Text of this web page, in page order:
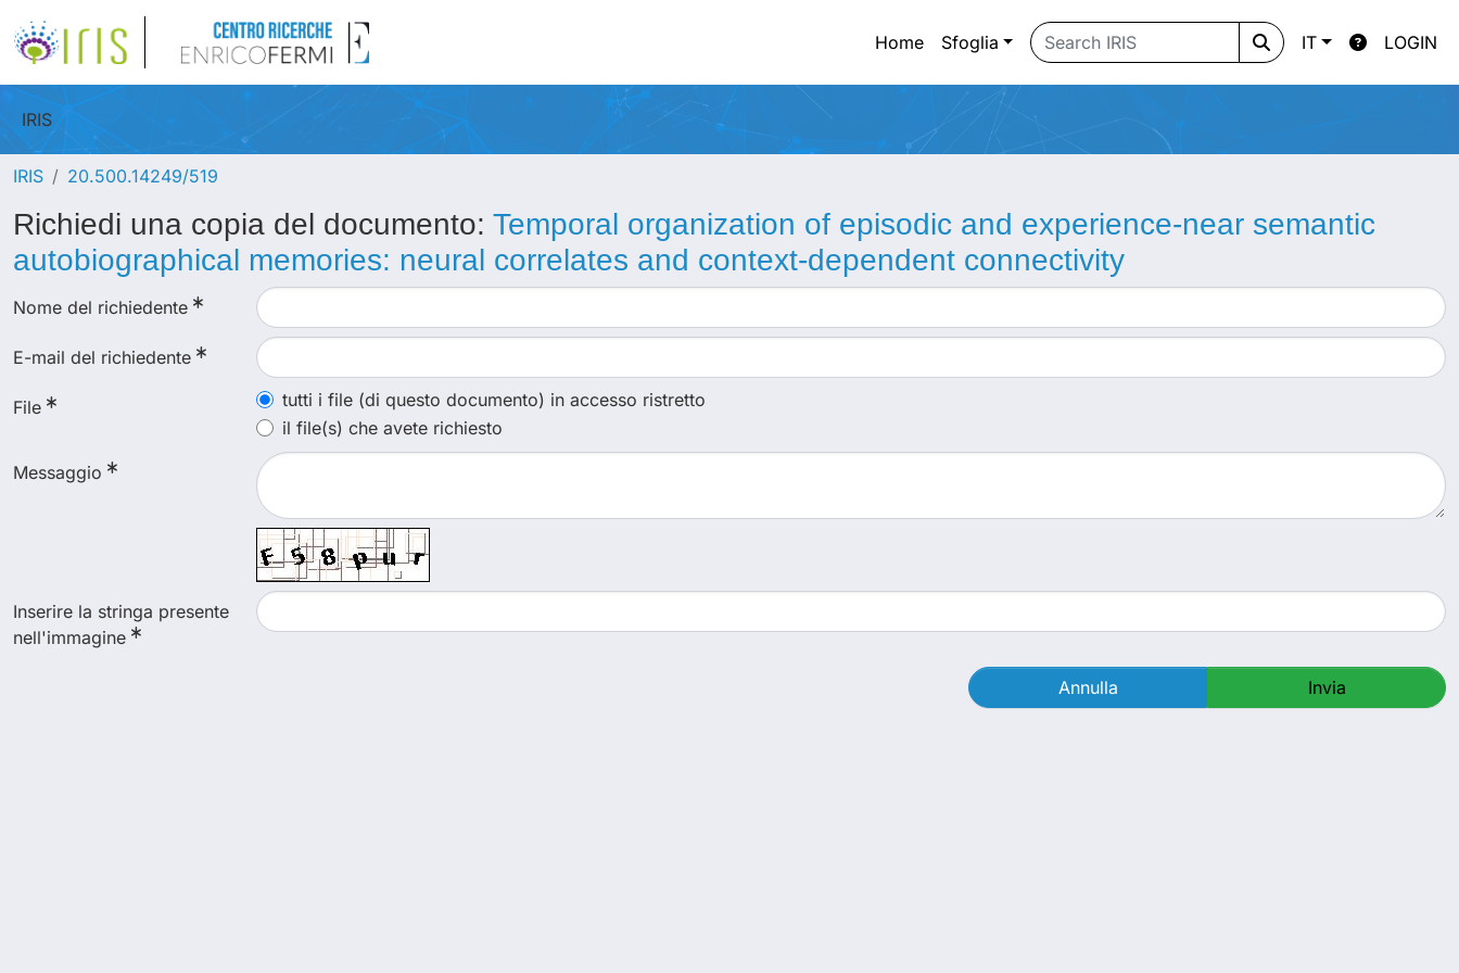
Home Sfoglia IT LOGIN
IRIS
IRIS 20.500.14249/519
Richiedi una copia del documento: Temporal organization of episodic and experience-near semantic
autobiographical memories: neural correlates and context-dependent connectivity
Nome del richiedente
E-mail del richiedente
File
tutti i file (di questo documento) in accesso ristretto
il file(s) che avete richiesto
Messaggio
Inserire la stringa presente
nell'immagine
Annulla Invia